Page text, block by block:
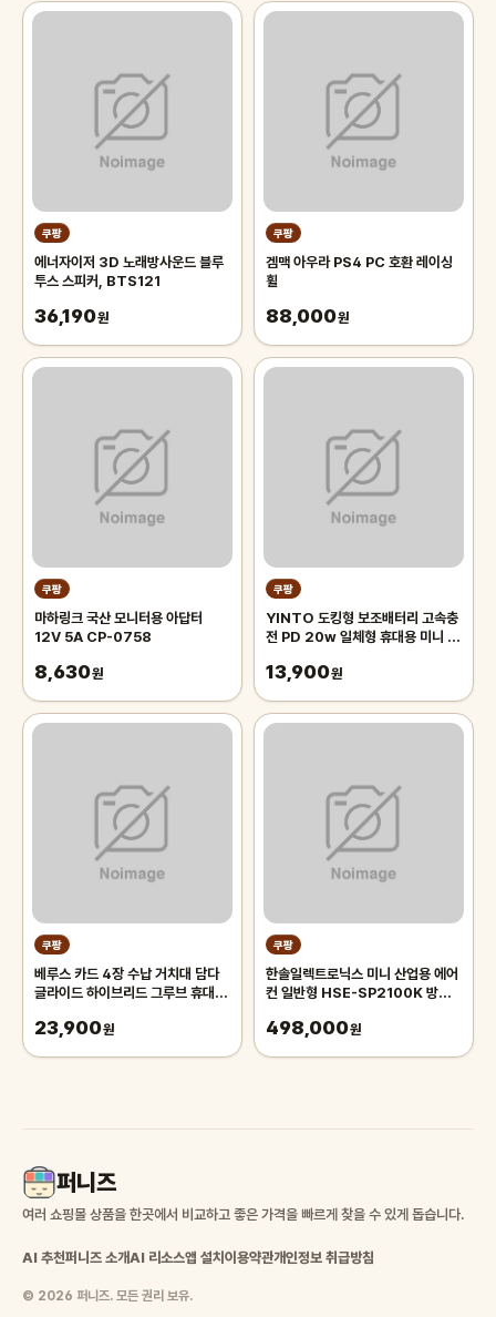
쿠팡
에너자이저 3D 노래방사운드 블루
투스 스피커, BTS121
36,190원
쿠팡
겜맥 아우라 PS4 PC 호환 레이싱
휠
88,000원
쿠팡
마하링크 국산 모니터용 아답터
12V 5A CP-0758
8,630원
쿠팡
YINTO 도킹형 보조배터리 고속충
전 PD 20w 일체형 휴대용 미니 보
13,900원
쿠팡
베루스 카드 4장 수납 거치대 담다
글라이드 하이브리드 그루브 휴대폰
23,900원
쿠팡
한솔일렉트로닉스 미니 산업용 에어
컨 일반형 HSE-SP2100K 방문
498,000원
퍼니즈
여러 쇼핑몰 상품을 한곳에서 비교하고 좋은 가격을 빠르게 찾을 수 있게 돕습니다.
AI 추천퍼니즈 소개AI 리소스앱 설치 이용약관개인정보 취급방침
© 2026 퍼니즈. 모든 권리 보유.